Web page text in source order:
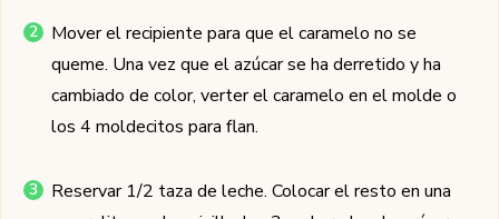
Mover el recipiente para que el caramelo no se
queme. Una vez que el azúcar se ha derretido y ha
cambiado de color, verter el caramelo en el molde o
los 4 moldecitos para flan.
Reservar 1/2 taza de leche. Colocar el resto en una